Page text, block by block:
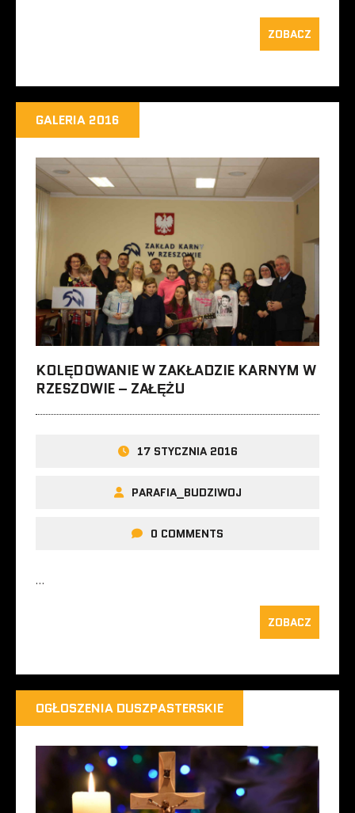
ZOBACZ
GALERIA 2016
KOLĘDOWANIE W ZAKŁADZIE KARNYM W
RZESZOWIE – ZAŁĘŻU
17 STYCZNIA 2016
PARAFIA_BUDZIWOJ
0 COMMENTS
…
ZOBACZ
OGŁOSZENIA DUSZPASTERSKIE